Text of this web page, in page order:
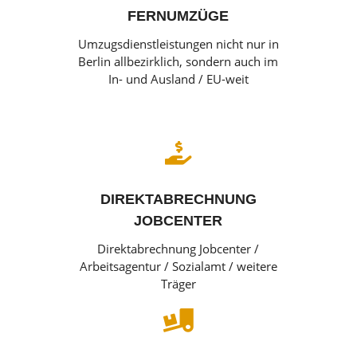
FERNUMZÜGE
Umzugsdienstleistungen nicht nur in
Berlin allbezirklich, sondern auch im
In- und Ausland / EU-weit

DIREKTABRECHNUNG
JOBCENTER
Direktabrechnung Jobcenter /
Arbeitsagentur / Sozialamt / weitere
Träger
